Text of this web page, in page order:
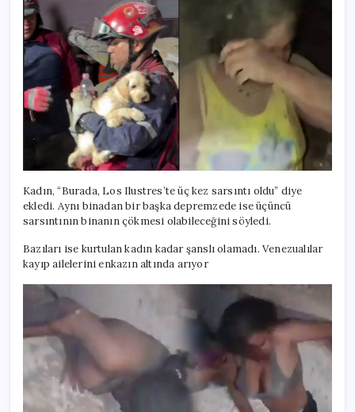
Kadın, “Burada, Los Ilustres’te üç kez sarsıntı oldu” diye
ekledi. Aynı binadan bir başka depremzede ise üçüncü
sarsıntının binanın çökmesi olabileceğini söyledi.
Bazıları ise kurtulan kadın kadar şanslı olamadı. Venezualılar
kayıp ailelerini enkazın altında arıyor